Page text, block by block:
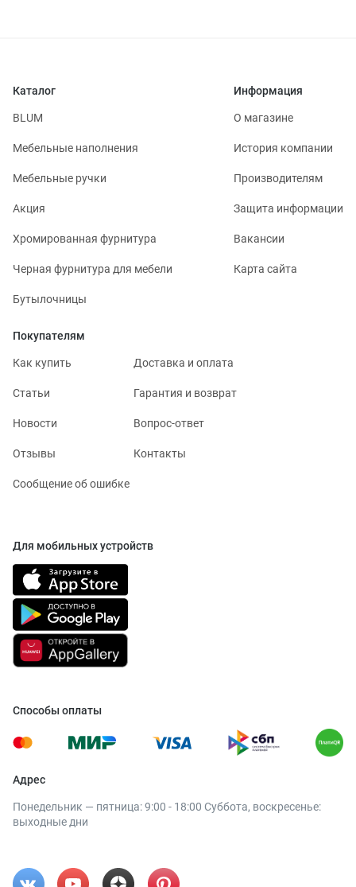
Каталог
BLUM
Мебельные наполнения
Мебельные ручки
Акция
Хромированная фурнитура
Черная фурнитура для мебели
Бутылочницы
Информация
О магазине
История компании
Производителям
Защита информации
Вакансии
Карта сайта
Покупателям
Как купить Доставка и оплата
Статьи Гарантия и возврат
Новости Вопрос-ответ
Отзывы Контакты
Сообщение об ошибке
Для мобильных устройств
Способы оплаты
Адрес
Понедельник — пятница: 9:00 - 18:00 Суббота, воскресенье:
выходные дни